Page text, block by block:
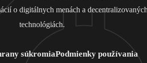
o digitálnych menách a
technológiách.
súkromiaPodmienky používania